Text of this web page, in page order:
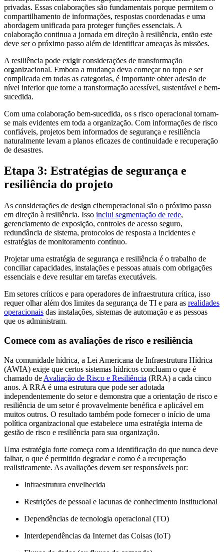
privadas. Essas colaborações são fundamentais porque permitem o
compartilhamento de informações, respostas coordenadas e uma
abordagem unificada para proteger funções essenciais. A
colaboração continua a jornada em direção à resiliência, então este
deve ser o próximo passo além de identificar ameaças às missões.
A resiliência pode exigir considerações de transformação
organizacional. Embora a mudança deva começar no topo e ser
complicada em todas as categorias, é importante obter adesão de
nível inferior que torne a transformação acessível, sustentável e bem-
sucedida.
Com uma colaboração bem-sucedida, os s risco operacional tornam-
se mais evidentes em toda a organização. Com informações de risco
confiáveis, projetos bem informados de segurança e resiliência
naturalmente levam a planos eficazes de continuidade e recuperação
de desastres.
Etapa 3: Estratégias de segurança e
resiliência do projeto
As considerações de design ciberoperacional são o próximo passo
em direção à resiliência. Isso inclui segmentação de rede,
gerenciamento de exposição, controles de acesso seguro,
redundância de sistema, protocolos de resposta a incidentes e
estratégias de monitoramento contínuo.
Projetar uma estratégia de segurança e resiliência é o trabalho de
conciliar capacidades, instalações e pessoas atuais com obrigações
essenciais e deve resultar em tarefas executáveis.
Em setores críticos e para operadores de infraestrutura crítica, isso
requer olhar além dos limites da segurança de TI e para as realidades
operacionais das instalações, sistemas de automação e as pessoas
que os administram.
Comece com as avaliações de risco e resiliência
Na comunidade hídrica, a Lei Americana de Infraestrutura Hídrica
(AWIA) exige que certos sistemas hídricos concluam o que é
chamado de Avaliação de Risco e Resiliência (RRA) a cada cinco
anos. A RRA é uma estrutura que pode ser adotada
independentemente do setor e demonstra que a orientação de risco e
resiliência de um setor é provavelmente benéfica e aplicável em
muitos outros. O resultado também pode fornecer o início de uma
política organizacional que estabelece uma estratégia interna de
gestão de risco e resiliência para sua organização.
Uma estratégia forte começa com a identificação do que nunca deve
falhar, o que é permitido degradar e como é a recuperação
realisticamente. As avaliações devem ser responsáveis por:
Infraestrutura envelhecida
Restrições de pessoal e lacunas de conhecimento institucional
Dependências de tecnologia operacional (TO)
Interdependências da Internet das Coisas (IoT)